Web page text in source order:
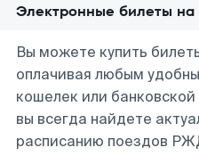
Электронные билеты на
Вы можете купить
оплачивая любым
кошелек или
вы всегда найдете
расписанию поездов